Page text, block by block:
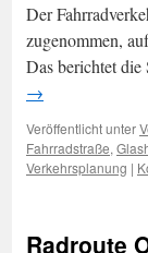
Der
zugenommen,
Das berichtet
→
Veröffentlicht unter
Fahrradstraße,
Verkehrsplanung |
Radroute